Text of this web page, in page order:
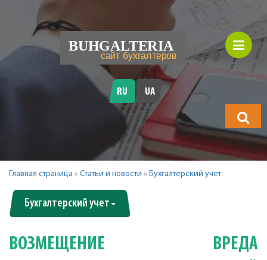
будете
искать?
RU UA
Главная страница » Статьи и новости » Бухгалтерский учет
Бухгалтерский учет
ВОЗМЕЩЕНИЕ ВРЕДА